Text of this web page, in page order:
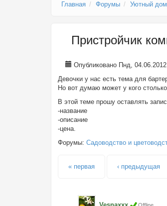
Главная Форумы Уютный дом
Пристройчик
Опубликовано Пнд,
Девочки у нас есть тема для
Но вот думаю может у кого
В этой теме прошу оставлять
-название
-описание
-цена.
Форумы: Садоводство и
Страницы
« первая ‹ предыдущая